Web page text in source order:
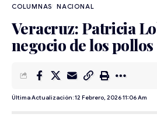
NACIONAL
Veracruz: Patricia
negocio de los pollos
Última Actualización: 12 Febrero, 2026 11:06 Am